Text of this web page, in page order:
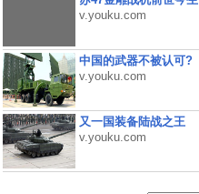
v.youku.com
中国的武器不被认可?
v.youku.com
又一国装备陆战之王
v.youku.com